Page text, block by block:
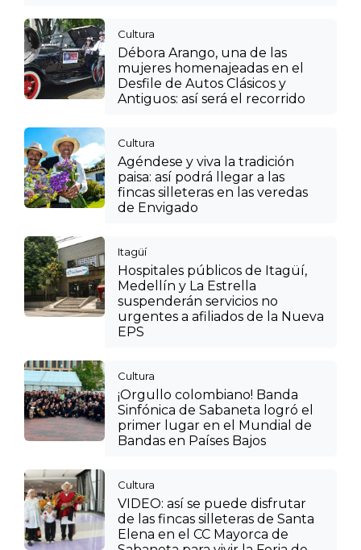
Cultura
Débora Arango, una de las
mujeres homenajeadas en el
Desfile de Autos Clásicos y
Antiguos: así será el recorrido
Cultura
Agéndese y viva la tradición
paisa: así podrá llegar a las
fincas silleteras en las veredas
de Envigado
Itagüí
Hospitales públicos de Itagüí,
Medellín y La Estrella
suspenderán servicios no
urgentes a afiliados de la Nueva
EPS
Cultura
¡Orgullo colombiano! Banda
Sinfónica de Sabaneta logró el
primer lugar en el Mundial de
Bandas en Países Bajos
Cultura
VIDEO: así se puede disfrutar
de las fincas silleteras de Santa
Elena en el CC Mayorca de